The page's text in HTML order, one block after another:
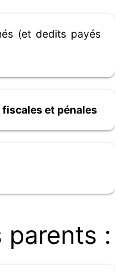
(et dedits payés
et pénales
parents :